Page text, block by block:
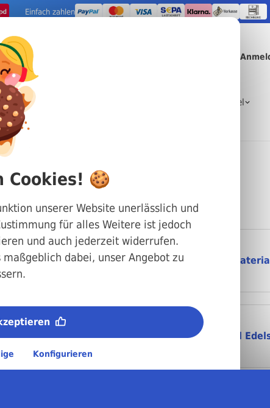
Einfach zahlen
Rohrartikel
Sechskant
Rohrmaterial
Cookies! 🍪
unserer Website unerlässlich und
für alles Weitere ist jedoch
und auch jederzeit widerrufen.
dabei, unser Angebot zu
Konfigurieren